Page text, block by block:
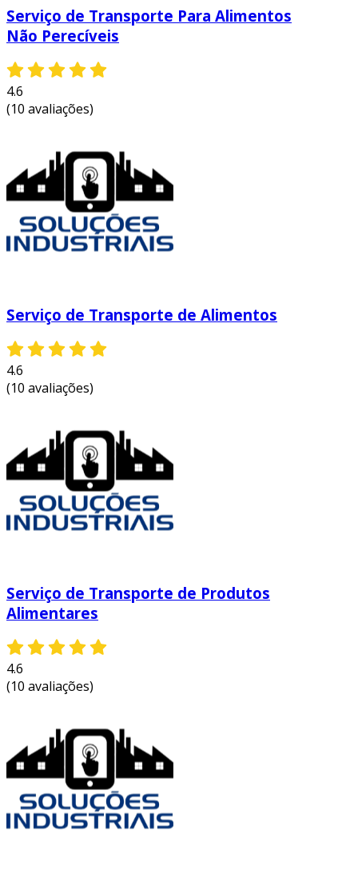
Serviço de Transporte Para Alimentos
Não Perecíveis
4.6
(10 avaliações)
Serviço de Transporte de Alimentos
4.6
(10 avaliações)
Serviço de Transporte de Produtos
Alimentares
4.6
(10 avaliações)